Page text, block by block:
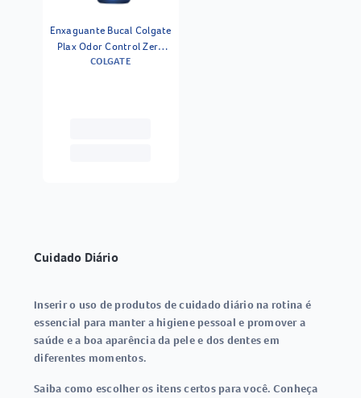
Enxaguante Bucal Colgate
Plax Odor Control Zero
Alcool 750ml
COLGATE
Cuidado Diário
Inserir o uso de produtos de cuidado diário na rotina é
essencial para manter a higiene pessoal e promover a
saúde e a boa aparência da pele e dos dentes em
diferentes momentos.
Saiba como escolher os itens certos para você. Conheça